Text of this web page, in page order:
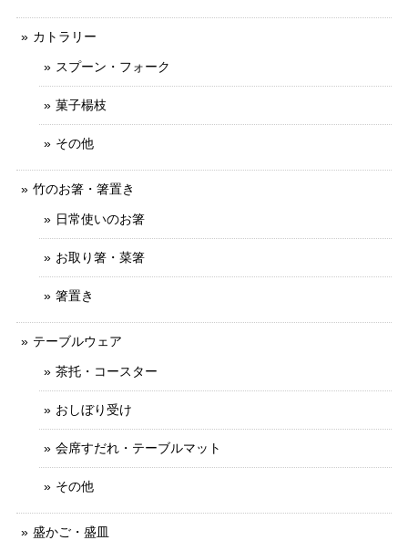
カトラリー
スプーン・フォーク
菓子楊枝
その他
竹のお箸・箸置き
日常使いのお箸
お取り箸・菜箸
箸置き
テーブルウェア
茶托・コースター
おしぼり受け
会席すだれ・テーブルマット
その他
盛かご・盛皿